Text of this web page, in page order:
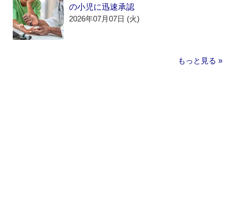
の小児に迅速承認
2026年07月07日 (火)
もっと見る »